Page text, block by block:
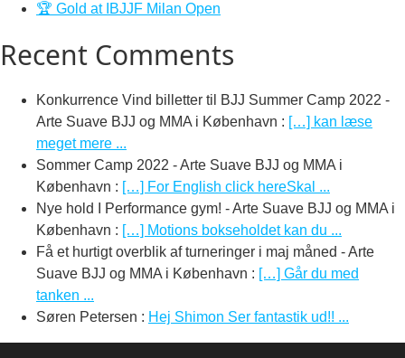
🏆 Gold at IBJJF Milan Open
Recent Comments
Konkurrence Vind billetter til BJJ Summer Camp 2022 -
Arte Suave BJJ og MMA i København : […] kan læse
meget mere ...
Sommer Camp 2022 - Arte Suave BJJ og MMA i
København : […] For English click hereSkal ...
Nye hold I Performance gym! - Arte Suave BJJ og MMA i
København : […] Motions bokseholdet kan du ...
Få et hurtigt overblik af turneringer i maj måned - Arte
Suave BJJ og MMA i København : […] Går du med
tanken ...
Søren Petersen : Hej Shimon Ser fantastik ud!! ...